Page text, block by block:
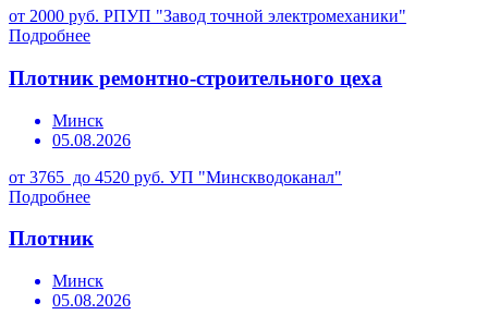
от 2000 руб. РПУП "Завод точной электромеханики"
Подробнее
Плотник ремонтно-строительного цеха
Минск
05.08.2026
от 3765 до 4520 руб. УП "Минскводоканал"
Подробнее
Плотник
Минск
05.08.2026